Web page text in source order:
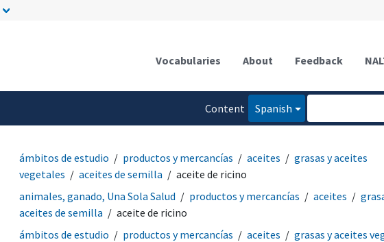
Vocabularies About Feedback
Content
Spanish
ámbitos de estudio productos y mercancías aceites
grasas y aceites
vegetales
aceites de semilla aceite de ricino
animales, ganado, Una Sola Salud productos y mercancías aceites
aceites de semilla
aceite de ricino
ámbitos de estudio
productos y mercancías aceites grasas y aceites